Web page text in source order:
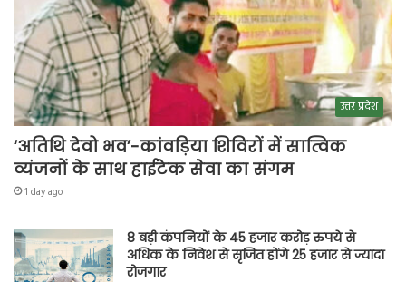
उत्तर प्रदेश
‘अतिथि देवो भव’-कांवड़िया शिविरों में सात्विक
व्यंजनों के साथ हाईटेक सेवा का संगम
1 day ago
8 बड़ी कंपनियों के 45 हजार करोड़ रुपये से
अधिक के निवेश से सृजित होंगे 25 हजार से ज्यादा
रोजगार